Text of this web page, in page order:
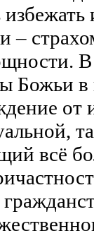
–
В
Божьи в
от
всё